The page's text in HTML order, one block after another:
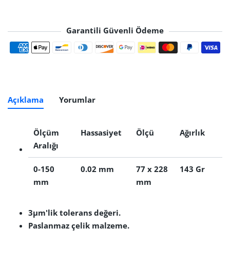
Garantili Güvenli Ödeme
Ödeme yöntemleri
Açıklama Yorumlar
Ölçüm
Aralığı
Hassasiyet Ölçü Ağırlık
0-150
mm
0.02 mm
77 x 228
mm
143 Gr
3µm'lik tolerans değeri.
Paslanmaz çelik malzeme.